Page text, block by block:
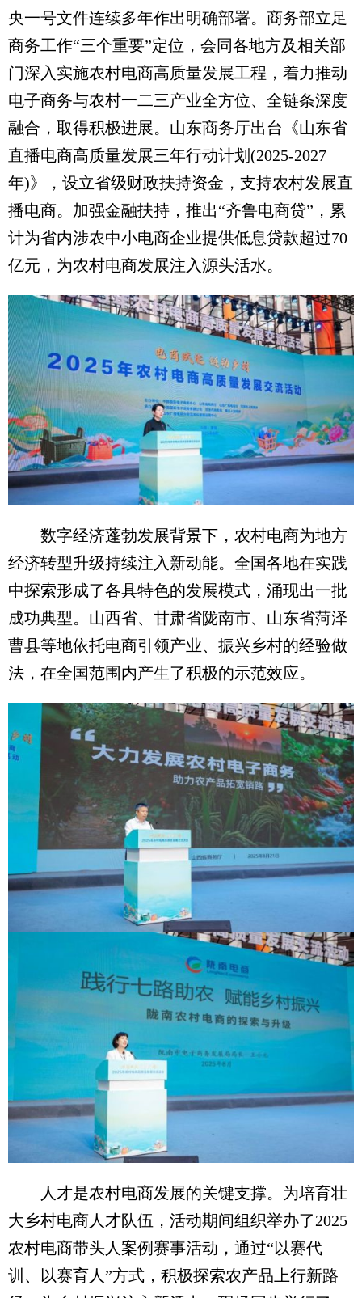
央一号文件连续多年作出明确部署。商务部立足
商务工作“三个重要”定位，会同各地方及相关部
门深入实施农村电商高质量发展工程，着力推动
电子商务与农村一二三产业全方位、全链条深度
融合，取得积极进展。山东商务厅出台《山东省
直播电商高质量发展三年行动计划(2025-2027
年)》，设立省级财政扶持资金，支持农村发展直
播电商。加强金融扶持，推出“齐鲁电商贷”，累
计为省内涉农中小电商企业提供低息贷款超过70
亿元，为农村电商发展注入源头活水。
数字经济蓬勃发展背景下，农村电商为地方
经济转型升级持续注入新动能。全国各地在实践
中探索形成了各具特色的发展模式，涌现出一批
成功典型。山西省、甘肃省陇南市、山东省菏泽
曹县等地依托电商引领产业、振兴乡村的经验做
法，在全国范围内产生了积极的示范效应。
人才是农村电商发展的关键支撑。为培育壮
大乡村电商人才队伍，活动期间组织举办了2025
农村电商带头人案例赛事活动，通过“以赛代
训、以赛育人”方式，积极探索农产品上行新路